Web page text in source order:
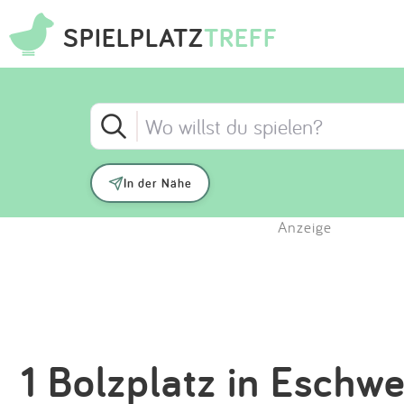
SPIELPLATZTREFF
In der Nähe
Anzeige
1 Bolzplatz in